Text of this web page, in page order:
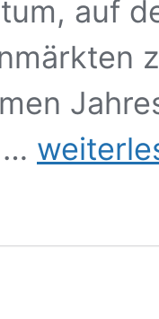
auf
…
Saisonkalender
Mai